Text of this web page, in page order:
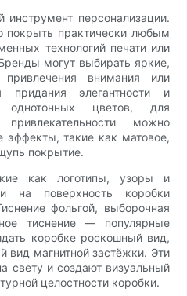
персонализации.
покрыть практически любым
технологий печати или
могут выбирать яркие,
внимания или
придания элегантности и
однотонных цветов, для
можно
эффекты, такие как матовое,
покрытие.
как логотипы, узоры и
на поверхность коробки
фольгой, выборочная
тиснение — популярные
коробке роскошный вид,
магнитной застёжки. Эти
свету и создают визуальный
целостности коробки.